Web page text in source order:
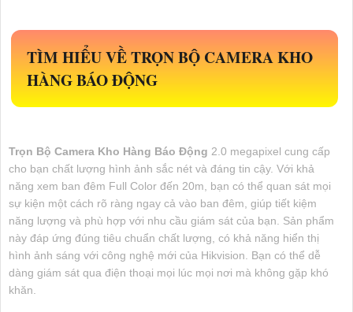
TÌM HIỂU VỀTRỌN BỘ CAMERA KHO
HÀNG BÁO ĐỘNG
Trọn Bộ Camera Kho Hàng Báo Động 2.0 megapixel cung cấp
cho bạn chất lượng hình ảnh sắc nét và đáng tin cậy. Với khả
năng xem ban đêm Full Color đến 20m, bạn có thể quan sát mọi
sự kiện một cách rõ ràng ngay cả vào ban đêm, giúp tiết kiệm
năng lượng và phù hợp với nhu cầu giám sát của bạn. Sản phẩm
này đáp ứng đúng tiêu chuẩn chất lượng, có khả năng hiển thị
hình ảnh sáng với công nghệ mới của Hikvision. Bạn có thể dễ
dàng giám sát qua điện thoại mọi lúc mọi nơi mà không gặp khó
khăn.